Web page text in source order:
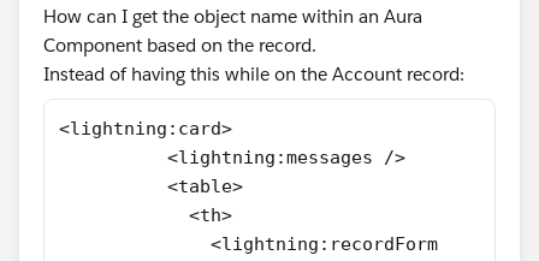
How can I get the object name within an Aura
Component based on the record.
Instead of having this while on the Account record:
<lightning:card>
          <lightning:messages />
          <table>
            <th>
              <lightning:recordForm